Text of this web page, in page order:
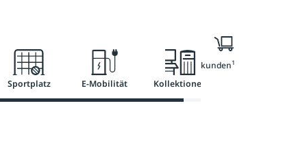
Sportplatz E-Mobilität Kollektionen
Nur für Geschäftskunden1